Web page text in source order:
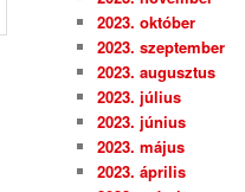
2023. október
2023. szeptember
2023. augusztus
2023. július
2023. június
2023. május
2023. április